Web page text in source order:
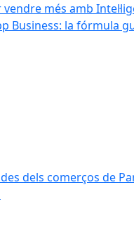
més amb
Business: la fórmula
dels comerços de